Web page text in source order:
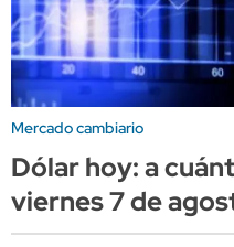
Mercado cambiario
Dólar hoy: a
viernes 7 de